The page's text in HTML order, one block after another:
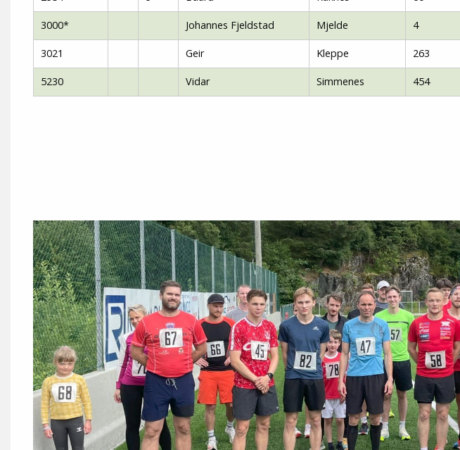
3000* Johannes Fjeldstad Mjelde 4
3021 Geir Kleppe 263
5230 Vidar Simmenes 454